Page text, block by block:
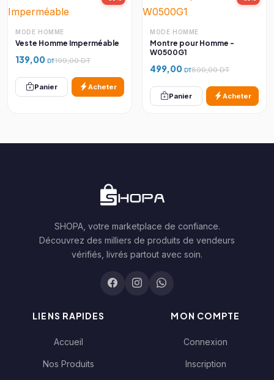
MODE HOMME
Veste Homme Imperméable
139,00 DT199,00 DT
Panier Acheter
MODE HOMME
Montre pour Homme -
W0500G1
499,00 DT800,00 DT
Panier Acheter
SHOPA, votre marketplace de confiance.
Découvrez des milliers de produits de vendeurs
vérifiés, livrés partout avec soin.
LIENS RAPIDES
Accueil
Nos Produits
MON COMPTE
Connexion
Inscription